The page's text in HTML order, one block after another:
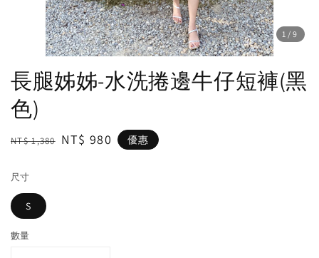
1 /9
長腿姊姊-水洗捲邊牛仔短褲(黑
色)
Regular
NT$ 1,380 Sale
NT$ 980 優惠
尺寸
S
數量